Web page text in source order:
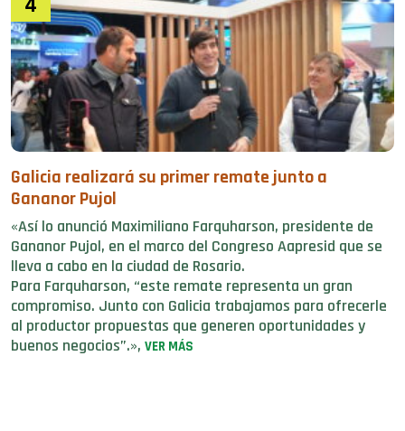
4
Galicia realizará su primer remate junto a
Gananor Pujol
«Así lo anunció Maximiliano Farquharson, presidente de
Gananor Pujol, en el marco del Congreso Aapresid que se
lleva a cabo en la ciudad de Rosario.
Para Farquharson, “este remate representa un gran
compromiso. Junto con Galicia trabajamos para ofrecerle
al productor propuestas que generen oportunidades y
buenos negocios”.», VER MÁS